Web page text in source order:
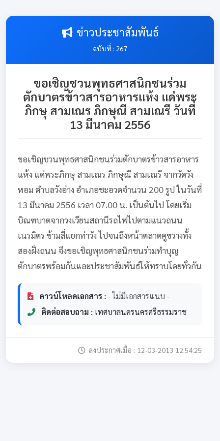
ข่าวประชาสัมพันธ์
ฉบับที่ : 267
ขอเชิญชวนพุทธศาสนิกชนร่วม
ตักบาตรข้าวสารอาหารแห้ง แด่พระ
ภิกษุ สามเณร ภิกษุณี สามเณรี วันที่
13 มีนาคม 2556
ขอเชิญชวนพุทธศาสนิกชนร่วมตักบาตรข้าวสารอาหาร
แห้ง แด่พระภิกษุ สามเณร ภิกษุณี สามเณรี จากวัดวัง
หอม ตำบลวังอ่าง อำเภอชะอวดจำนวน 200 รูป ในวันที่
13 มีนาคม 2556 เวลา 07.00 น. เป็นต้นไป โดยเริ่ม
บิณฑบาตจากวงเวียนสถานีรถไฟไปตามแนวถนน
เนรมิตร ข้ามสี่แยกท่าวัง ไปจนถึงหน้าตลาดคูขวางทั้ง
สองฝั่งถนน จึงขอเชิญพุทธศาสนิกชนร่วมทำบุญ
ตักบาตรพร้อมกันและประชาสัมพันธ์ให้ทราบโดยทั่วกัน
ดาวน์โหลดเอกสาร : - ไม่มีเอกสารแนบ -
ติดต่อสอบถาม : เทศบาลนครนครศรีธรรมราช
ลงประกาศเมื่อ : 12-03-2013 12:54:25